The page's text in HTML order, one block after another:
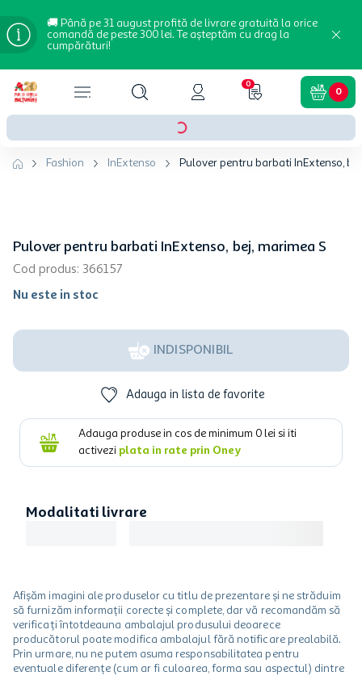
🚚 Până pe 31 august profită de livrare gratuită la orice
comandă de peste 300 lei. Te așteptăm cu drag la
cumpărături!
0
0
Fashion InExtenso Pulover pentru barbati InExtenso,
Pulover pentru barbati InExtenso, bej, marimea S
Cod produs: 366157
Nu este in stoc
INDISPONIBIL
Adauga in lista de favorite
Adauga produse in cos de minimum 0 lei si iti
activezi plata in rate prin Oney
Modalitati livrare
Afișăm imagini ale produselor cu titlu de prezentare și ne străduim
să furnizăm informații corecte și complete, dar vă recomandăm să
verificați întotdeauna ambalajul produsului deoarece
producătorul poate modifica ambalajul fără notificare prealabilă.
Prin urmare, nu ne putem asuma responsabilitatea pentru
eventuale diferențe (cum ar fi culoarea, forma sau aspectul) dintre